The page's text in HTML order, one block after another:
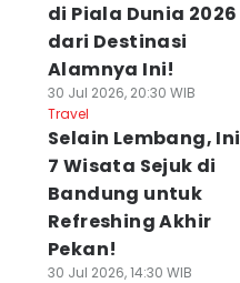
di Piala Dunia 2026
dari Destinasi
Alamnya Ini!
30 Jul 2026, 20:30 WIB
Travel
Selain Lembang, Ini
7 Wisata Sejuk di
Bandung untuk
Refreshing Akhir
Pekan!
30 Jul 2026, 14:30 WIB